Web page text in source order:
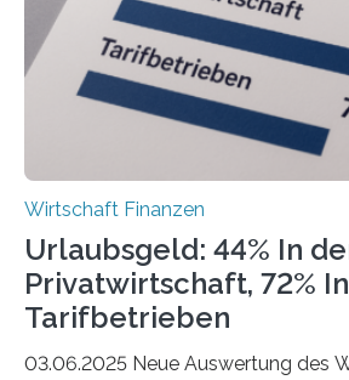
hingegen die
der freiberuflichen Gründungen je…
Wirtschaft Finanzen
Urlaubsgeld: 44% In
Privatwirtschaft, 72% In
Tarifbetrieben
03.06.2025 Neue Auswertung des